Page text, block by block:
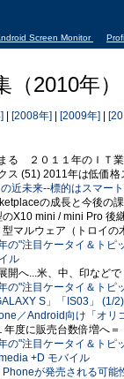
Screen Monitor
2010年）
[2008年] [2009年]
る ２０１１年のＩＴ
ス (51) 2011年は低価
近未来--標的はスマー
の成長と今後の
X10 mini / mini Pro 後
マルウェア（トロイの
の"注目ケータイ＆ト
ル
開へ...米、中、印など
"注目ケータイ＆トピ
S」「IS03」 (1/
／Android向け「オリ
度に販売台数倍増へ
の"注目ケータイ＆ト
+D モバイル
が発売される可能